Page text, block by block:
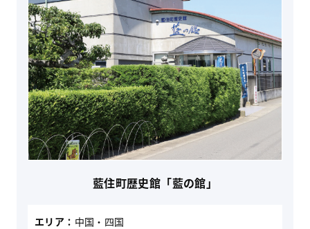
藍住町歴史館「藍の館」
エリア： 中国・四国